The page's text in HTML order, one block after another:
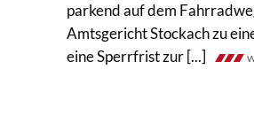
parkend auf dem
Amtsgericht Stockach zu
eine Sperrfrist zur [...]